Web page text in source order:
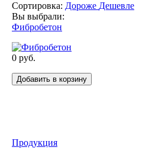
Сортировка: Дороже Дешевле
Вы выбрали:
Фибробетон
0 руб.
Добавить в корзину
Продукция